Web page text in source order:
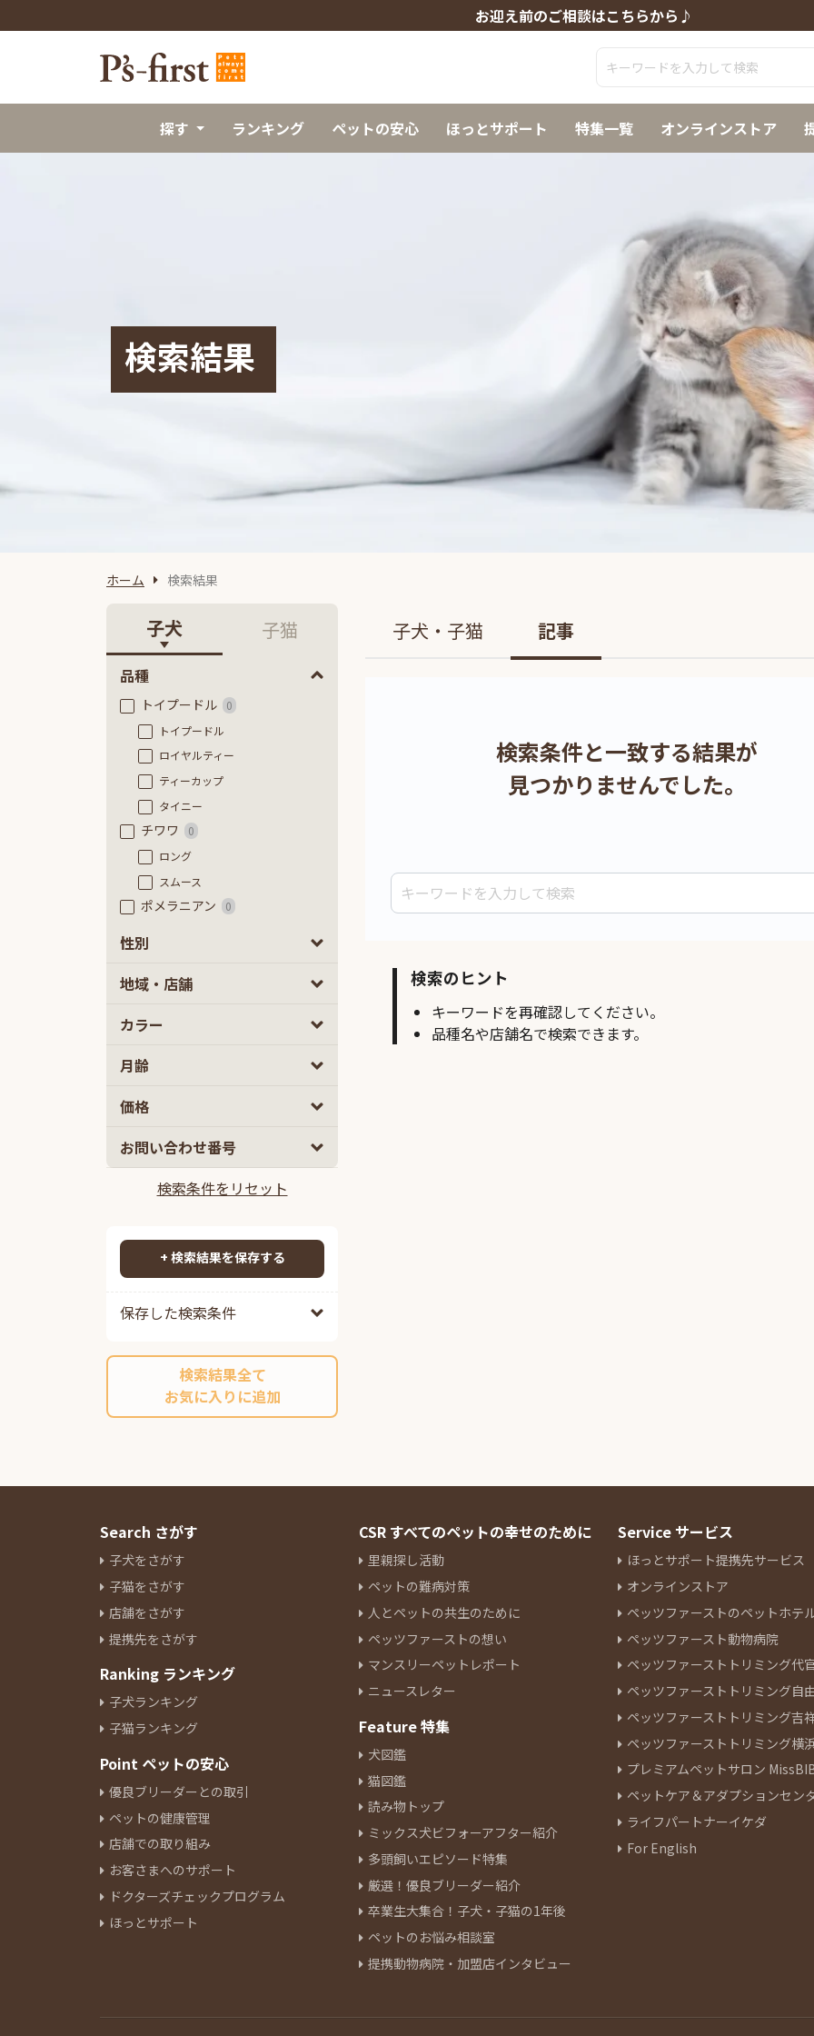
お迎え前のご相談はこちらから♪
探す ランキング ペットの安心 ほっとサポート 特集一覧 オンラインストア
検索結果
ホーム 検索結果
子犬 子猫
品種
トイプードル
0
トイプードル
ロイヤルティー
ティーカップ
タイニー
チワワ
0
ロング
スムース
ポメラニアン 0
フレンチブルドッグ（フラッフ
豆柴
ミニチュアダックスフンド
ミックス 0
ポメチワ
チワックス
ペキプー
ポンスキーミックス
その他ミックス
ボストンテリア
キャバリアキングチャールズス
パニエル
ラブラドールレトリーバー
パピヨン
イタリアングレーハウンド
ペキニーズ 0
ジャックラッセルテリア
ミニチュアピンシャー
ウェルシュコーギーペンブロー
ク 0
アラスカンマラミュート
ボーダーコリー
ブルドッグ 0
ビーグル 0
ビションフリーゼ
チャウチャウ 0
性別
男の子 0
地域・店舗
カラー
月齢
2 5
2ヵ月 5ヵ月以上
価格
10 100
100万円以上
お問い合わせ番号
検索する
検索条件をリセット
+ 検索結果を保存する
保存した検索条件
検索結果全て
お気に入りに追加
子犬・子猫 記事
検索条件と一致する結果が
見つかりませんでした。
検索のヒント
キーワードを再確認してください。
品種名や店舗名で検索できます。
Search さがす
子犬をさがす
子猫をさがす
店舗をさがす
提携先をさがす
Ranking ランキング
子犬ランキング
子猫ランキング
Point ペットの安心
優良ブリーダーとの取引
ペットの健康管理
店舗での取り組み
お客さまへのサポート
ドクターズチェックプログラム
ほっとサポート
CSR すべてのペットの幸せのために
里親探し活動
ペットの難病対策
人とペットの共生のために
ペッツファーストの想い
マンスリーペットレポート
ニュースレター
Feature 特集
犬図鑑
猫図鑑
読み物トップ
ミックス犬ビフォーアフター紹介
多頭飼いエピソード特集
厳選！優良ブリーダー紹介
卒業生大集合！子犬・子猫の1年後
ペットのお悩み相談室
提携動物病院・加盟店インタビュー
Service サービス
ほっとサポート提携先サービス
オンラインストア
ペッツファーストのペットホテ
ペッツファースト動物病院
ペッツファーストトリミング代
ペッツファーストトリミング自
ペッツファーストトリミング吉
ペッツファーストトリミング横
プレミアムペットサロン
ペットケア＆アダプションセン
ライフパートナーイケダ
For English